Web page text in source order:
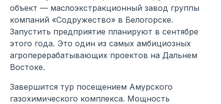
объект — маслоэкстракционный завод группы
компаний «Содружество» в Белогорске.
Запустить предприятие планируют в сентябре
этого года. Это один из самых амбициозных
агроперерабатывающих проектов на Дальнем
Востоке.
Завершится тур посещением Амурского
газохимического комплекса. Мощность